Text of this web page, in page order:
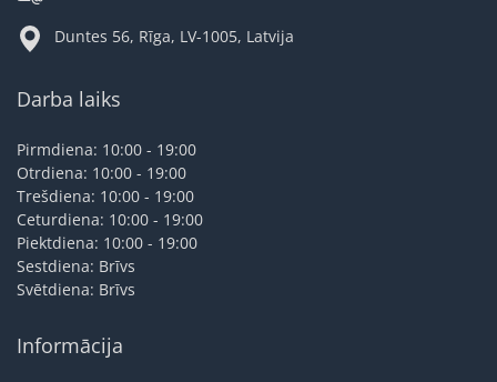
Duntes 56, Rīga, LV-1005, Latvija
Darba laiks
Pirmdiena: 10:00 - 19:00
Otrdiena: 10:00 - 19:00
Trešdiena: 10:00 - 19:00
Ceturdiena: 10:00 - 19:00
Piektdiena: 10:00 - 19:00
Sestdiena: Brīvs
Svētdiena: Brīvs
Informācija